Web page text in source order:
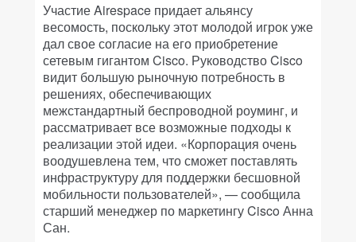
Участие Airespace придает альянсу
весомость, поскольку этот молодой игрок уже
дал свое согласие на его приобретение
сетевым гигантом Cisco. Руководство Cisco
видит большую рыночную потребность в
решениях, обеспечивающих
межстандартный беспроводной роуминг, и
рассматривает все возможные подходы к
реализации этой идеи. «Корпорация очень
воодушевлена тем, что сможет поставлять
инфраструктуру для поддержки бесшовной
мобильности пользователей», — сообщила
старший менеджер по маркетингу Cisco Анна
Сан.